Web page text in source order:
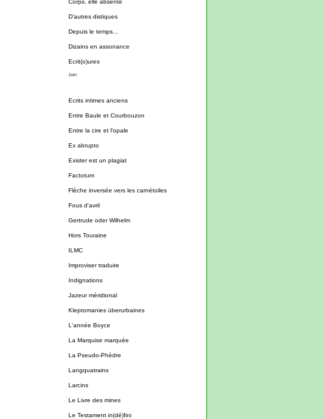
Corps, elle absente
D'autres distiques
Depuis le temps...
Dizains en assonance
Ecrit(o)ures
Juin
Ecrits intimes anciens
Entre Baule et Courbouzon
Entre la cire et l'opale
Ex abrupto
Exister est un plagiat
Factotum
Flèche inversée vers les carnétoiles
Fous d'avril
Gertrude oder Wilhelm
Hors Touraine
ILMC
Improviser traduire
Indignations
Jazeur méridional
Kleptomanies überurbaines
L'année Boyce
La Marquise marquée
La Pseudo-Phèdre
Langquatrains
Larcins
Le Livre des mines
Le Testament in(dé)fini